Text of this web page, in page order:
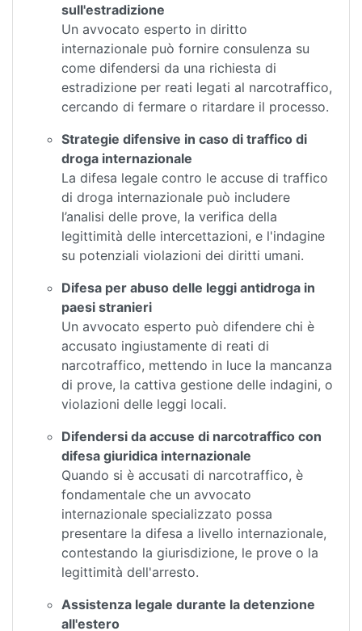
sull'estradizione
Un avvocato esperto in diritto
internazionale può fornire consulenza su
come difendersi da una richiesta di
estradizione per reati legati al narcotraffico,
cercando di fermare o ritardare il processo.
Strategie difensive in caso di traffico di
droga internazionale
La difesa legale contro le accuse di traffico
di droga internazionale può includere
l’analisi delle prove, la verifica della
legittimità delle intercettazioni, e l'indagine
su potenziali violazioni dei diritti umani.
Difesa per abuso delle leggi antidroga in
paesi stranieri
Un avvocato esperto può difendere chi è
accusato ingiustamente di reati di
narcotraffico, mettendo in luce la mancanza
di prove, la cattiva gestione delle indagini, o
violazioni delle leggi locali.
Difendersi da accuse di narcotraffico con
difesa giuridica internazionale
Quando si è accusati di narcotraffico, è
fondamentale che un avvocato
internazionale specializzato possa
presentare la difesa a livello internazionale,
contestando la giurisdizione, le prove o la
legittimità dell'arresto.
Assistenza legale durante la detenzione
all'estero